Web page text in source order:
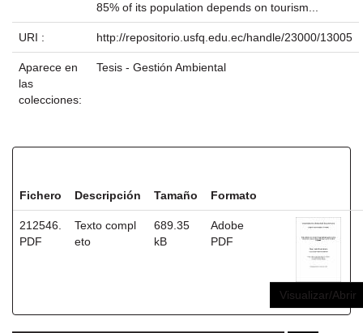
85% of its population depends on tourism...
URI : http://repositorio.usfq.edu.ec/handle/23000/13005
Aparece en
las
colecciones:
Tesis - Gestión Ambiental
Fichero Descripción Tamaño Formato
212546.
PDF
Texto compl
eto
689.35
kB
Adobe
PDF
Visualizar/Abrir